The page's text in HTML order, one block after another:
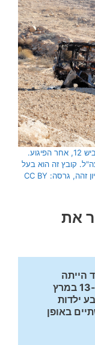
[בתמונה: אוטובוס "אגד" (קו 392) השרוף בכביש 12, אחר הפיגוע.
קובץ זה הוא בעל
רישיון Creative Commons להפצה, תחת רישיון זהה, גרסה: CC BY
את